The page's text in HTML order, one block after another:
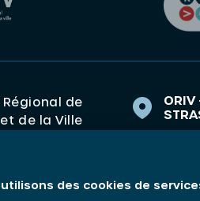
de
de la Ville
ORIV
utilisons des cookies de